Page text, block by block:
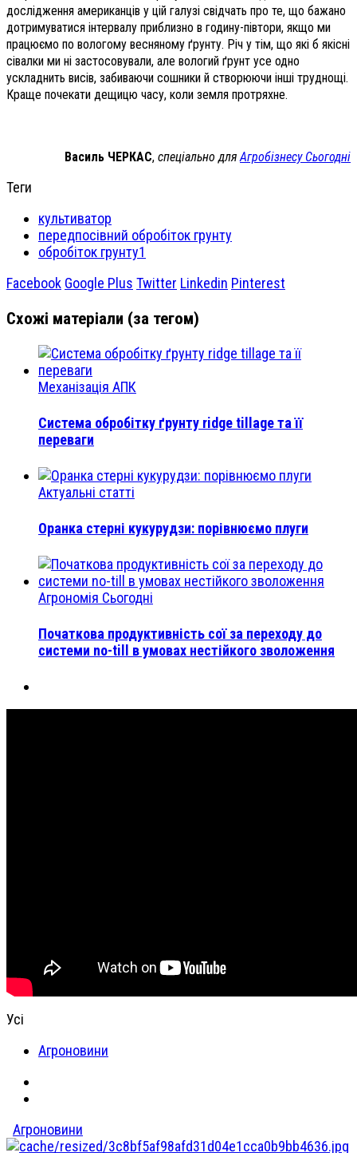
дослідження американців у цій галузі свідчать про те, що бажано
дотримуватися інтервалу приблизно в годину-півтори, якщо ми
працюємо по вологому весняному ґрунту. Річ у тім, що які б якісні
сівалки ми ні застосовували, але вологий ґрунт усе одно
ускладнить висів, забиваючи сошники й створюючи інші труднощі.
Краще почекати дещицю часу, коли земля протряхне.
Василь ЧЕРКАС, спеціально дляАгробізнесу Сьогодні
Теги
культиватор
передпосівний обробіток грунту
обробіток грунту1
Facebook Google Plus Twitter Linkedin Pinterest
Схожі матеріали (за тегом)
Механізація АПК
Система обробітку ґрунту ridge tillage та її
переваги
Актуальні статті
Оранка стерні кукурудзи: порівнюємо плуги
Агрономія Сьогодні
Початкова продуктивність сої за переходу до
системи no-till в умовах нестійкого зволоження
Усі
Агроновини
Агроновини